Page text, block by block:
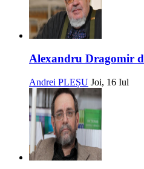
Alexandru Dragomir
Andrei PLEȘU Joi, 16 Iul